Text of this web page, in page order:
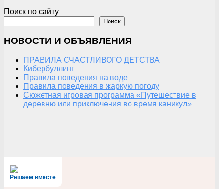
Поиск по сайту
Поиск
НОВОСТИ И ОБЪЯВЛЕНИЯ
ПРАВИЛА СЧАСТЛИВОГО ДЕТСТВА
Кибербуллинг
Правила поведения на воде
Правила поведения в жаркую погоду
Сюжетная игровая программа «Путешествие в
деревню или приключения во время каникул»
Решаем вместе